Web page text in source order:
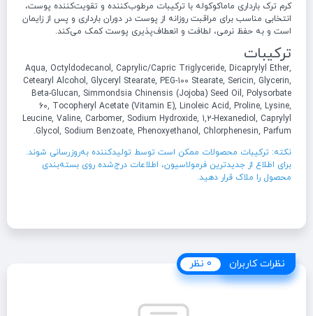
کرم ترک بارداری ماماکوکوله با ترکیبات مرطوب‌کننده و تقویت‌کننده پوست،
انتخابی مناسب برای مراقبت روزانه از پوست در دوران بارداری و پس از زایمان
است و به حفظ نرمی، لطافت و انعطاف‌پذیری پوست کمک می‌کند.
ترکیبات
Aqua, Octyldodecanol, Caprylic/Capric Triglyceride, Dicaprylyl Ether,
Cetearyl Alcohol, Glyceryl Stearate, PEG-100 Stearate, Sericin, Glycerin,
Beta-Glucan, Simmondsia Chinensis (Jojoba) Seed Oil, Polysorbate
60, Tocopheryl Acetate (Vitamin E), Linoleic Acid, Proline, Lysine,
Leucine, Valine, Carbomer, Sodium Hydroxide, 1,2-Hexanediol, Caprylyl
Glycol, Sodium Benzoate, Phenoxyethanol, Chlorphenesin, Parfum.
نکته: ترکیبات محصولات ممکن است توسط تولیدکننده به‌روزرسانی شوند.
برای اطلاع از جدیدترین فرمولاسیون، اطلاعات درج‌شده روی بسته‌بندی
محصول را ملاک قرار دهید.
نظرات کاربران
نظرات کاربران 0 نظر